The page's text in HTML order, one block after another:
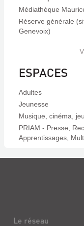
Médiathèque
Réserve générale
Genevoix)
ESPACES
Adultes
Jeunesse
Musique, cinéma,
PRIAM - Presse,
Apprentissages,
Le réseau